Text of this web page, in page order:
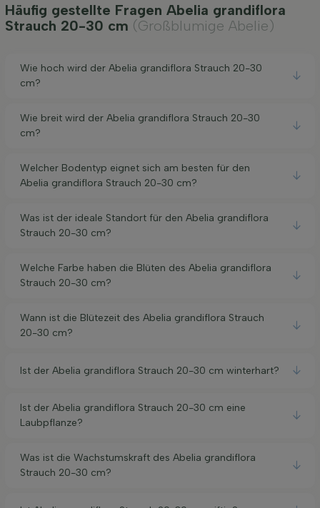
Häufig gestellte Fragen Abelia grandiflora
Strauch 20-30 cm (Großblumige Abelie)
Wie hoch wird der Abelia grandiflora Strauch 20-30
cm?
Wie breit wird der Abelia grandiflora Strauch 20-30
cm?
Welcher Bodentyp eignet sich am besten für den
Abelia grandiflora Strauch 20-30 cm?
Was ist der ideale Standort für den Abelia grandiflora
Strauch 20-30 cm?
Welche Farbe haben die Blüten des Abelia grandiflora
Strauch 20-30 cm?
Wann ist die Blütezeit des Abelia grandiflora Strauch
20-30 cm?
Ist der Abelia grandiflora Strauch 20-30 cm winterhart?
Ist der Abelia grandiflora Strauch 20-30 cm eine
Laubpflanze?
Was ist die Wachstumskraft des Abelia grandiflora
Strauch 20-30 cm?